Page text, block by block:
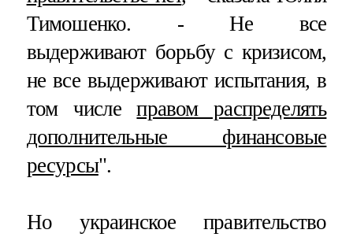
Тимошенко. - Не все
выдерживают борьбу с кризисом,
не все выдерживают испытания, в
том числеправом распределять
дополнительные финансовые
ресурсы".
Но украинское правительство